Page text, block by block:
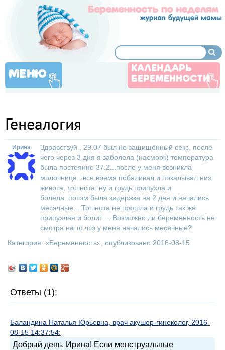
МЕНЮ
КАЛЕНДАРЬ
БЕРЕМЕННОСТИ
Генеалогия
Ирина
Здравствуй , 29.07 был не защищённый секс, после
чего через 3 дня я заболела (насморк) температура
была постоянно 37.2...после у меня возникла
молочница...все время побаливал и покалывал низ
живота, тошнота, ну и грудь припухла и
болела..потом была задержка на 2 дня и начались
месячные... Тошнота не прошла и грудь так же
припухлая и болит ... Возможно ли беременность не
смотря на то что у меня начались месячные?
Категория: «Беременность», опубликовано 2016-08-15
Ответы (1):
Баландина Наталья Юрьевна, врач акушер-гинеколог, 2016-
08-15 14:37:54:
Добрый день, Ирина! Если менструальные